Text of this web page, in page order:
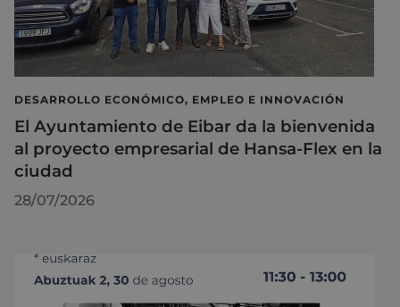
DESARROLLO ECONÓMICO, EMPLEO E INNOVACIÓN
El Ayuntamiento de Eibar da la bienvenida
al proyecto empresarial de Hansa-Flex en la
ciudad
28/07/2026